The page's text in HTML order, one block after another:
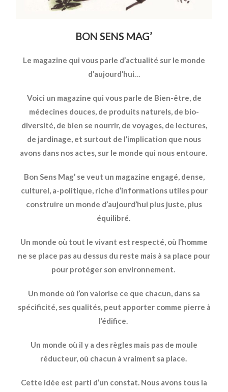
BON SENS MAG’
Le magazine qui vous parle d’actualité sur le monde
d’aujourd’hui…
Voici un magazine qui vous parle de Bien-être, de
médecines douces, de produits naturels, de bio-
diversité, de bien se nourrir, de voyages, de lectures,
de jardinage, et surtout de l’implication que nous
avons dans nos actes, sur le monde qui nous entoure.
Bon Sens Mag’ se veut un magazine engagé, dense,
culturel, a-politique, riche d’informations utiles pour
construire un monde d’aujourd’hui plus juste, plus
équilibré.
Un monde où tout le vivant est respecté, où l’homme
ne se place pas au dessus du reste mais à sa place pour
pour protéger son environnement.
Un monde où l’on valorise ce que chacun, dans sa
spécificité, ses qualités, peut apporter comme pierre à
l’édifice.
Un monde où il y a des règles mais pas de moule
réducteur, où chacun à vraiment sa place.
Cette idée est parti d’un constat. Nous avons tous la